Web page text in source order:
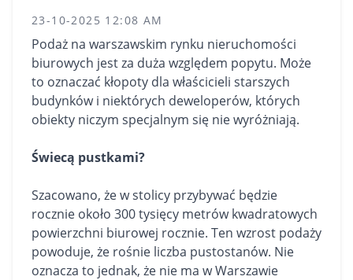
23-10-2025 12:08 AM
Podaż na warszawskim rynku nieruchomości
biurowych jest za duża względem popytu. Może
to oznaczać kłopoty dla właścicieli starszych
budynków i niektórych deweloperów, których
obiekty niczym specjalnym się nie wyróżniają.
Świecą pustkami?
Szacowano, że w stolicy przybywać będzie
rocznie około 300 tysięcy metrów kwadratowych
powierzchni biurowej rocznie. Ten wzrost podaży
powoduje, że rośnie liczba pustostanów. Nie
oznacza to jednak, że nie ma w Warszawie